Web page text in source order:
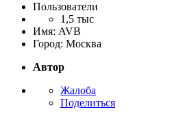
Пользователи
1,5 тыс
Имя: AVB
Город: Москва
Автор
Жалоба
Поделиться